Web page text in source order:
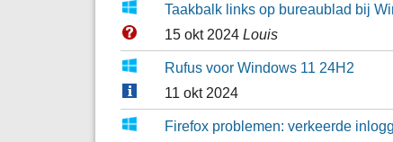
Taakbalk links op bureaublad bij
15 okt 2024 Louis
Rufus voor Windows 11 24H2
11 okt 2024
Firefox problemen: verkeerde